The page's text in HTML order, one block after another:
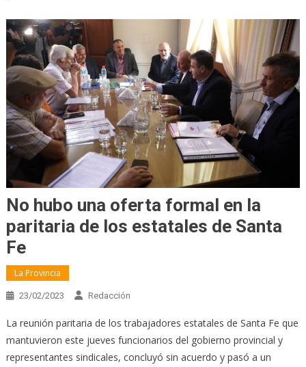
No hubo una oferta formal en la
paritaria de los estatales de Santa
Fe
La Provincia
23/02/2023 Redacción
La reunión paritaria de los trabajadores estatales de Santa Fe que
mantuvieron este jueves funcionarios del gobierno provincial y
representantes sindicales, concluyó sin acuerdo y pasó a un